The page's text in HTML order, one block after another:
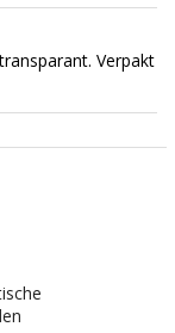
Verpakt